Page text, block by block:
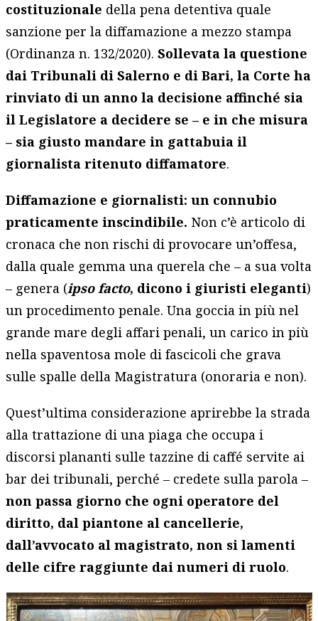
costituzionale della pena detentiva quale
sanzione per la diffamazione a mezzo stampa
(Ordinanza n. 132/2020).Sollevata la questione
dai Tribunali di Salerno e di Bari, la Corte ha
rinviato di un anno la decisione affinché sia
il Legislatore a decidere se – e in che misura
– sia giusto mandare in gattabuia il
giornalista ritenuto diffamatore.
Diffamazione e giornalisti: un connubio
praticamente inscindibile. Non c’è articolo di
cronaca che non rischi di provocare un’offesa,
dalla quale gemma una querela che – a sua volta
– genera (ipso facto, dicono i giuristi eleganti)
un procedimento penale. Una goccia in più nel
grande mare degli affari penali, un carico in più
nella spaventosa mole di fascicoli che grava
sulle spalle della Magistratura (onoraria e non).
Quest’ultima considerazione aprirebbe la strada
alla trattazione di una piaga che occupa i
discorsi plananti sulle tazzine di caffé servite ai
bar dei tribunali, perché – credete sulla parola –
non passa giorno che ogni operatore del
diritto, dal piantone al cancellerie,
dall’avvocato al magistrato, non si lamenti
delle cifre raggiunte dai numeri di ruolo.